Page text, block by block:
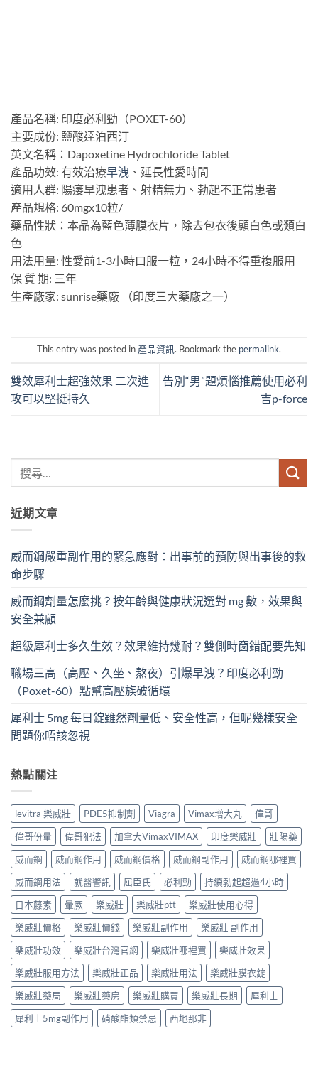
產品名稱: 印度必利勁（POXET-60）
主要成份: 鹽酸達泊西汀
英文名稱：Dapoxetine Hydrochloride Tablet
產品功效: 有效治療早洩 、延長性愛時間
適用人群: 陽痿早洩患者、射精無力、勃起不正常患者
產品規格: 60mgx10粒/
藥品性狀：本品為藍色薄膜衣片，除去包衣後顯白色或類白
色
用法用量: 性愛前1-3小時口服一粒，24小時不得重複服用
保 質 期: 三年
生產廠家: sunrise藥廠 （印度三大藥廠之一）
This entry was posted in 產品資訊. Bookmark the permalink.
雙效犀利士超強效果 二次進
攻可以堅挺持久
告別“男”題煩惱推薦使用必利
吉p-force
近期文章
威而鋼嚴重副作用的緊急應對：出事前的預防與出事後的救
命步驟
威而鋼劑量怎麼挑？按年齡與健康狀況選對 mg 數，效果與
安全兼顧
超級犀利士多久生效？效果維持幾耐？雙側時窗錯配要先知
職場三高（高壓、久坐、熬夜）引爆早洩？印度必利勁
（Poxet-60）點幫高壓族破循環
犀利士 5mg 每日錠雖然劑量低、安全性高，但呢幾樣安全
問題你唔該忽視
熱點關注
levitra 樂威壯 PDE5抑制劑 Viagra Vimax增大丸
偉哥
偉哥份量
偉哥犯法 加拿大VimaxVIMAX 印度樂威壯
壯陽藥
威而鋼
威而鋼作用 威而鋼價格 威而鋼副作用
威而鋼哪裡買
威而鋼用法
就醫警訊 屈臣氏 必利勁
持續勃起超過4小時
日本藤素
暈厥 樂威壯 樂威壯ptt
樂威壯使用心得
樂威壯價格
樂威壯價錢 樂威壯副作用
樂威壯 副作用
樂威壯功效
樂威壯台灣官網 樂威壯哪裡買
樂威壯效果
樂威壯服用方法
樂威壯正品 樂威壯用法
樂威壯膜衣錠
樂威壯藥局
樂威壯藥房 樂威壯購買 樂威壯長期
犀利士
犀利士5mg副作用
硝酸酯類禁忌 西地那非